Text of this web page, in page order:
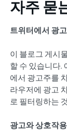
자주 묻
트위터에서 광
이 블로그 게시
할 수 있습니다.
에서 광고주를
라우저에 광고
로 필터링하는
광고와 상호작